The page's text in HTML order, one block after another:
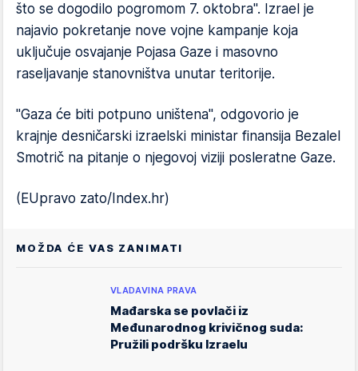
što se dogodilo pogromom 7. oktobra". Izrael je
najavio pokretanje nove vojne kampanje koja
uključuje osvajanje Pojasa Gaze i masovno
raseljavanje stanovništva unutar teritorije.
"Gaza će biti potpuno uništena", odgovorio je
krajnje desničarski izraelski ministar finansija Bezalel
Smotrič na pitanje o njegovoj viziji posleratne Gaze.
(EUpravo zato/Index.hr)
MOŽDA ĆE VAS ZANIMATI
VLADAVINA PRAVA
Mađarska se povlači iz
Međunarodnog krivičnog suda:
Pružili podršku Izraelu